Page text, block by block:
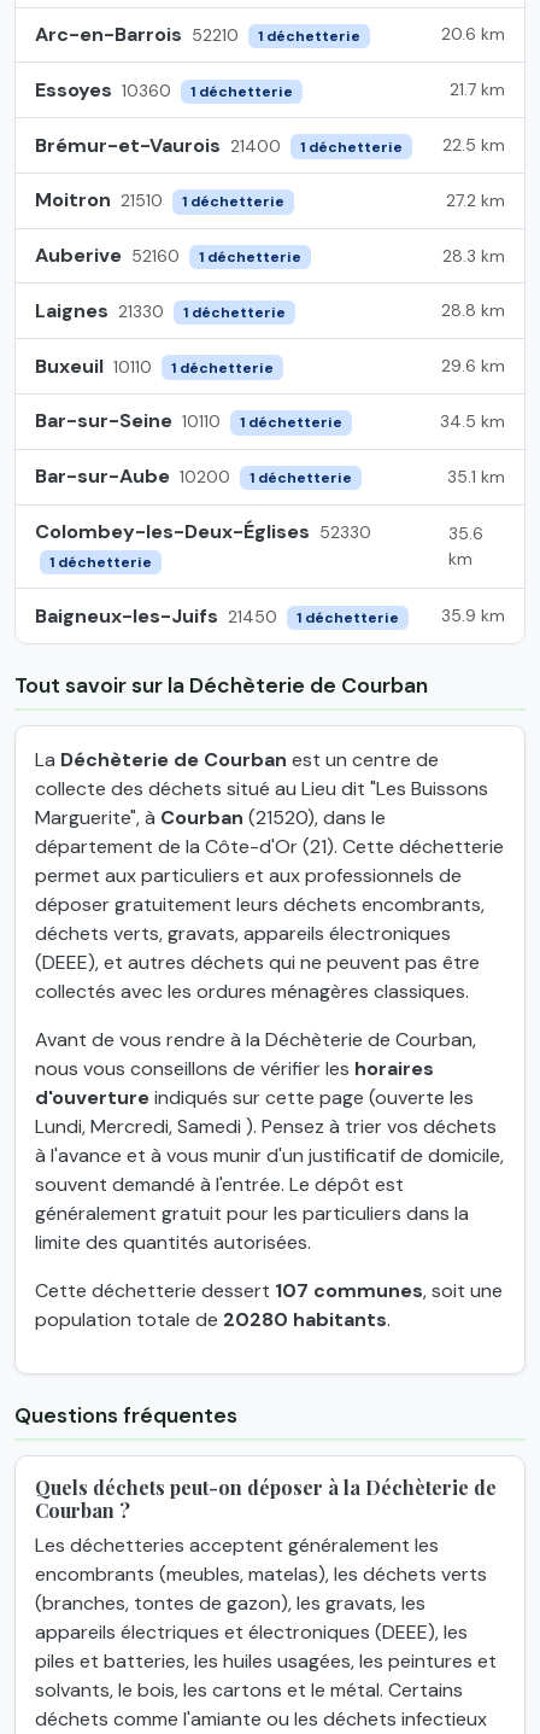
Arc-en-Barrois 52210 1 déchetterie 20.6 km
Essoyes 10360 1 déchetterie 21.7 km
Brémur-et-Vaurois 21400 1 déchetterie 22.5 km
Moitron 21510 1 déchetterie 27.2 km
Auberive 52160 1 déchetterie 28.3 km
Laignes 21330 1 déchetterie 28.8 km
Buxeuil 10110 1 déchetterie 29.6 km
Bar-sur-Seine 10110 1 déchetterie 34.5 km
Bar-sur-Aube 10200 1 déchetterie 35.1 km
Colombey-les-Deux-Églises 52330
1 déchetterie
35.6
km
Baigneux-les-Juifs 21450 1 déchetterie 35.9 km
Tout savoir sur la Déchèterie de Courban
La Déchèterie de Courban est un centre de
collecte des déchets situé au Lieu dit "Les Buissons
Marguerite", à Courban (21520), dans le
département de la Côte-d'Or (21). Cette déchetterie
permet aux particuliers et aux professionnels de
déposer gratuitement leurs déchets encombrants,
déchets verts, gravats, appareils électroniques
(DEEE), et autres déchets qui ne peuvent pas être
collectés avec les ordures ménagères classiques.
Avant de vous rendre à la Déchèterie de Courban,
nous vous conseillons de vérifier les horaires
d'ouvertureindiqués sur cette page (ouverte les
Lundi, Mercredi, Samedi ). Pensez à trier vos déchets
à l'avance et à vous munir d'un justificatif de domicile,
souvent demandé à l'entrée. Le dépôt est
généralement gratuit pour les particuliers dans la
limite des quantités autorisées.
Cette déchetterie dessert 107 communes, soit une
population totale de 20280 habitants.
Questions fréquentes
Quels déchets peut-on déposer à la Déchèterie de
Courban ?
Les déchetteries acceptent généralement les
encombrants (meubles, matelas), les déchets verts
(branches, tontes de gazon), les gravats, les
appareils électriques et électroniques (DEEE), les
piles et batteries, les huiles usagées, les peintures et
solvants, le bois, les cartons et le métal. Certains
déchets comme l'amiante ou les déchets infectieux